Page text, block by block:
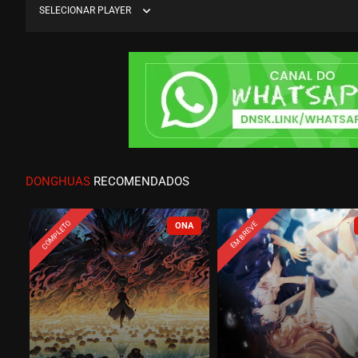
SELECIONAR PLAYER expand_more
DONGHUAS RECOMENDADOS
COMPLETO EM BREVE